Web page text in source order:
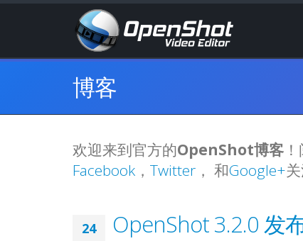
博客
欢迎来到官方的OpenShot博客
Facebook ， Twitter ， 和Google+
24 OpenShot 3.2.0 发